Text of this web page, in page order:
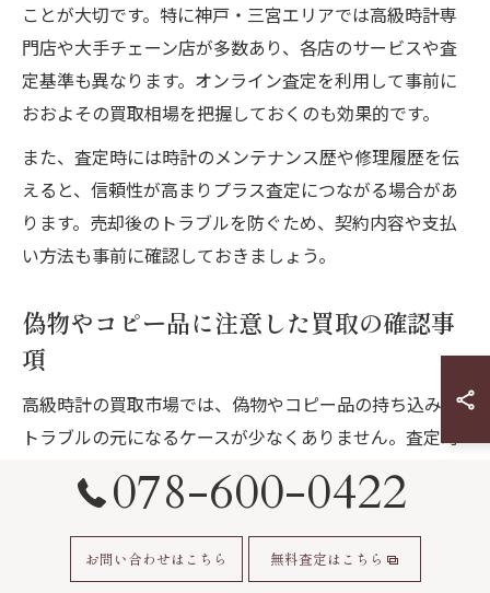
ことが大切です。特に神戸・三宮エリアでは高級時計専
門店や大手チェーン店が多数あり、各店のサービスや査
定基準も異なります。オンライン査定を利用して事前に
おおよその買取相場を把握しておくのも効果的です。
また、査定時には時計のメンテナンス歴や修理履歴を伝
えると、信頼性が高まりプラス査定につながる場合があ
ります。売却後のトラブルを防ぐため、契約内容や支払
い方法も事前に確認しておきましょう。
偽物やコピー品に注意した買取の確認事
項
高級時計の買取市場では、偽物やコピー品の持ち込みが
トラブルの元になるケースが少なくありません。査定時
には必ず正規品であることを証明できる書類や付属品を
用意し、信頼できる鑑定士が在籍する店舗を選ぶことが
重要です。
特にロレックスやオメガなど人気ブランドは偽物が流通
078-600-0422
お問い合わせはこちら 無料査定はこちら